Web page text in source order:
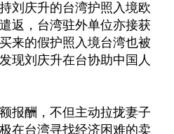
刘庆升的台湾护照入境欧
返，台湾驻外单位亦接获
来的假护照入境台湾也被
现刘庆升在台协助中国人
报酬，不但主动拉拢妻子
在台湾寻找经济困难的卖